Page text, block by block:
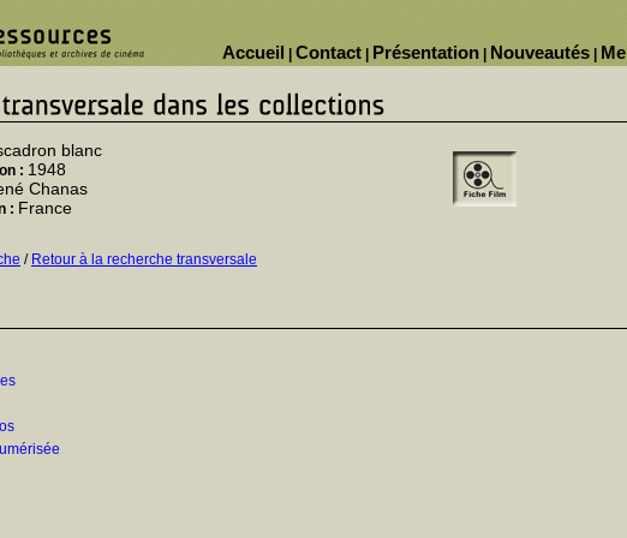
Nouveautés
Présentation
Contact
Accueil
blanc
: 1948
Chanas
: France
/ Retour à la recherche transversale